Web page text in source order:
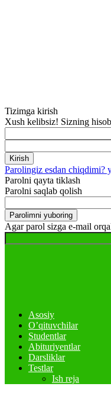
Tizimga kirish
Xush kelibsiz! Sizning
Parolingiz esdan chiqdimi?
Parolni qayta tiklash
Parolni saqlab qolish
Agar parol sizga e-mail
Asosiy
O’qituvchilar
Studentlar
Abituriyentlar
Darsliklar
Testlar
Ish reja